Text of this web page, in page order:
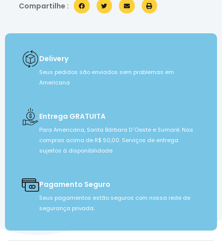
Compartilhe :
Delivery
Seus pedidos são enviados sem problemas em
Americana
Entrega GRATUITA
Para Americana, Santa Bárbara D´Oeste e Sumaré. Nas
compras acima de R$ 50,00. Serviços de entrega
sujeitos à disponibilidade
Pagamento Seguro
Seus pagamentos estão seguros com nossa rede de
segurança privada.